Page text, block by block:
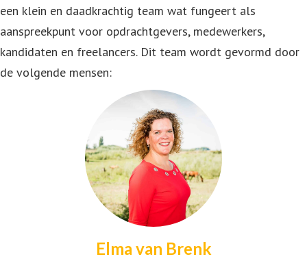
een klein en daadkrachtig team wat fungeert als
aanspreekpunt voor opdrachtgevers, medewerkers,
kandidaten en freelancers. Dit team wordt gevormd door
de volgende mensen:
Elma van Brenk